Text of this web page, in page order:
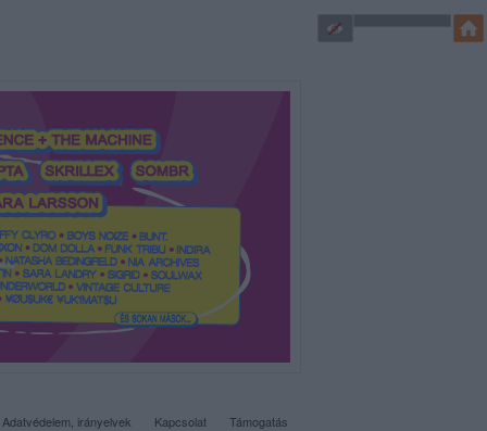
Adatvédelem, irányelvek Kapcsolat Támogatás
SÜTI BEÁLLÍTÁSOK MÓDOSÍTÁSA